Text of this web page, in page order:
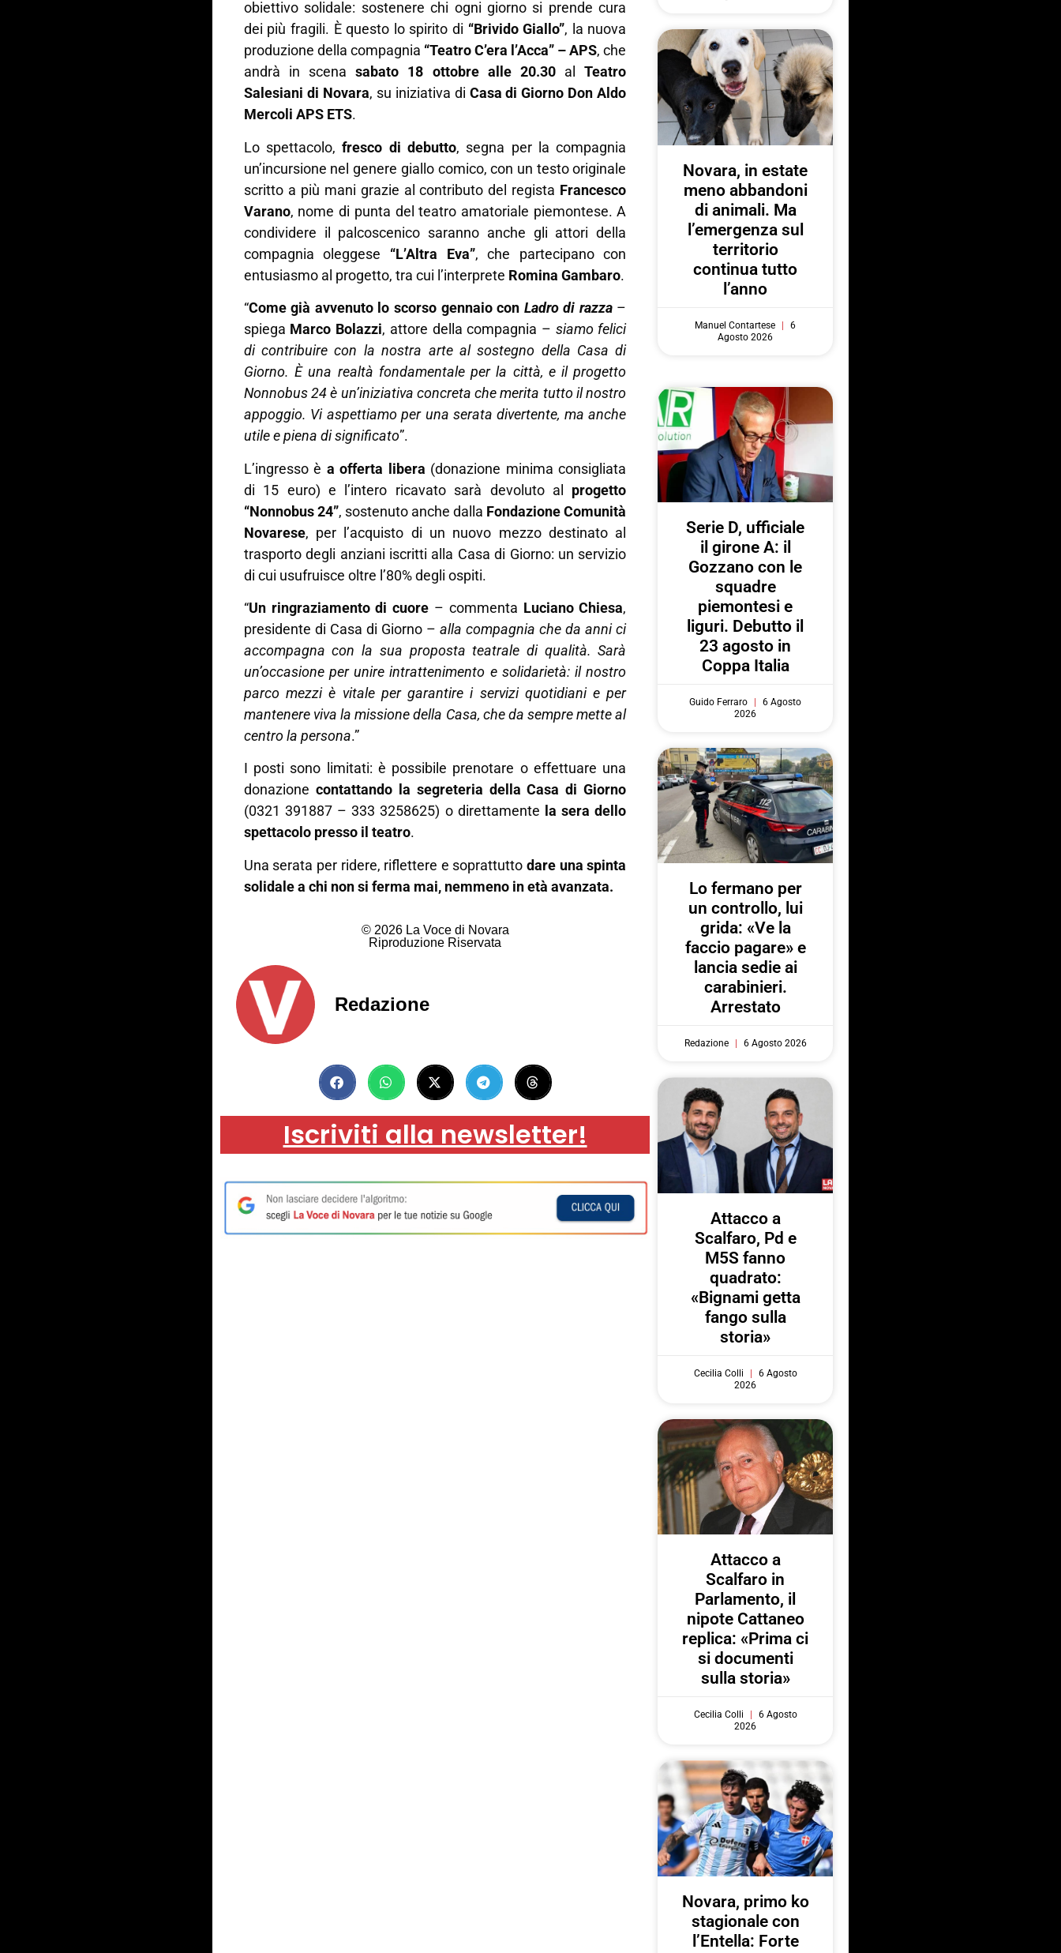
obiettivo solidale: sostenere chi ogni giorno si prende cura
dei più fragili. È questo lo spirito di “Brivido Giallo”, la nuova
produzione della compagnia “Teatro C’era l’Acca” – APS, che
andrà in scenasabato 18 ottobre alle 20.30alTeatro
Salesiani di Novara, su iniziativa di Casa di Giorno Don Aldo
Mercoli APS ETS.
Lo spettacolo,fresco di debutto, segna per la compagnia
un’incursione nel genere giallo comico, con un testo originale
scritto a più mani grazie al contributo del regista Francesco
Varano, nome di punta del teatro amatoriale piemontese. A
condividere il palcoscenico saranno anche gli attori della
compagnia oleggese “L’Altra Eva”, che partecipano con
entusiasmo al progetto, tra cui l’interprete Romina Gambaro.
“Come già avvenuto lo scorso gennaio con Ladro di razza–
spiega Marco Bolazzi, attore della compagnia – siamo felici
di contribuire con la nostra arte al sostegno della Casa di
Giorno. È una realtà fondamentale per la città, e il progetto
Nonnobus 24 è un’iniziativa concreta che merita tutto il nostro
appoggio. Vi aspettiamo per una serata divertente, ma anche
utile e piena di significato”.
L’ingresso è a offerta libera (donazione minima consigliata
di 15 euro) e l’intero ricavato sarà devoluto al progetto
“Nonnobus 24”, sostenuto anche dalla Fondazione Comunità
Novarese, per l’acquisto di un nuovo mezzo destinato al
trasporto degli anziani iscritti alla Casa di Giorno: un servizio
di cui usufruisce oltre l’80% degli ospiti.
“Un ringraziamento di cuore – commenta Luciano Chiesa,
presidente di Casa di Giorno –alla compagnia che da anni ci
accompagna con la sua proposta teatrale di qualità. Sarà
un’occasione per unire intrattenimento e solidarietà: il nostro
parco mezzi è vitale per garantire i servizi quotidiani e per
mantenere viva la missione della Casa, che da sempre mette al
centro la persona.”
I posti sono limitati: è possibile prenotare o effettuare una
donazione contattando la segreteria della Casa di Giorno
(0321 391887 – 333 3258625) o direttamente la sera dello
spettacolo presso il teatro.
Una serata per ridere, riflettere e soprattuttodare una spinta
solidale a chi non si ferma mai, nemmeno in età avanzata.
© 2026 La Voce di Novara
Riproduzione Riservata
Redazione
Iscriviti alla newsletter!
Novara, in estate
meno abbandoni
di animali. Ma
l’emergenza sul
territorio
continua tutto
l’anno
Manuel Contartese
6
Agosto 2026
Serie D, ufficiale
il girone A: il
Gozzano con le
squadre
piemontesi e
liguri. Debutto il
23 agosto in
Coppa Italia
Guido Ferraro
6 Agosto
2026
Lo fermano per
un controllo, lui
grida: «Ve la
faccio pagare» e
lancia sedie ai
carabinieri.
Arrestato
Redazione 6 Agosto 2026
Attacco a
Scalfaro, Pd e
M5S fanno
quadrato:
«Bignami getta
fango sulla
storia»
Cecilia Colli
6 Agosto
2026
Attacco a
Scalfaro in
Parlamento, il
nipote Cattaneo
replica: «Prima ci
si documenti
sulla storia»
Cecilia Colli
6 Agosto
2026
Novara, primo ko
stagionale con
l’Entella: Forte